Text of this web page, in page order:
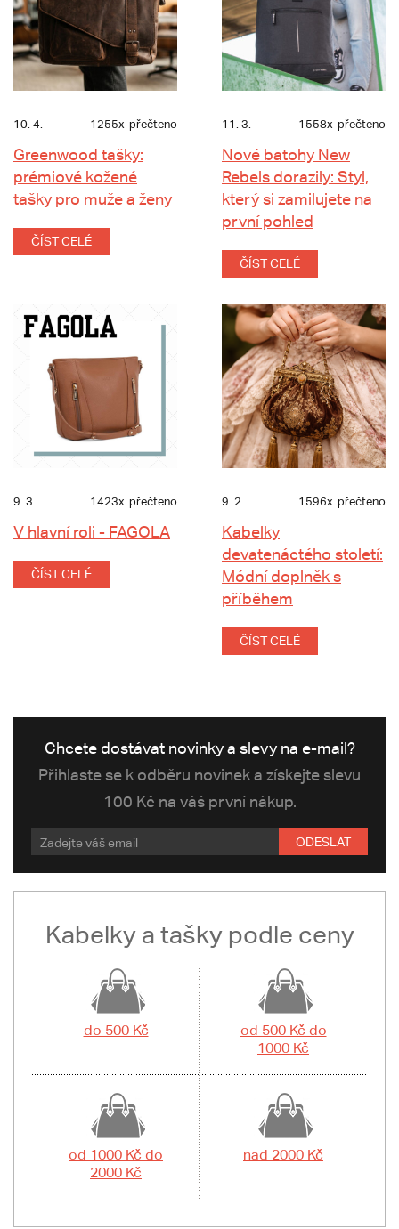
10. 4. 1255x přečteno
Greenwood tašky:
prémiové kožené
tašky pro muže a ženy
ČÍST CELÉ
11. 3. 1558x přečteno
Nové batohy New
Rebels dorazily: Styl,
který si zamilujete na
první pohled
ČÍST CELÉ
9. 3. 1423x přečteno
V hlavní roli - FAGOLA
ČÍST CELÉ
9. 2. 1596x přečteno
Kabelky
devatenáctého století:
Módní doplněk s
příběhem
ČÍST CELÉ
Chcete dostávat novinky a slevy na e-mail?
Přihlaste se k odběru novinek a získejte slevu
100 Kč na váš první nákup.
ODESLAT
Kabelky a tašky podle ceny
do 500 Kč
od 500 Kč do
1000 Kč
od 1000 Kč do
2000 Kč
nad 2000 Kč